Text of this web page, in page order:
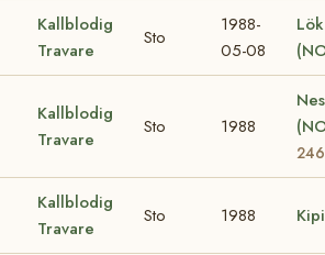
Kallblodig
Travare
Sto
1988-
05-08
Kallblodig
Travare
Sto 1988
Kallblodig
Travare
Sto 1988